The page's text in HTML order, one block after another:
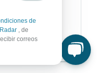
de
, de
correos